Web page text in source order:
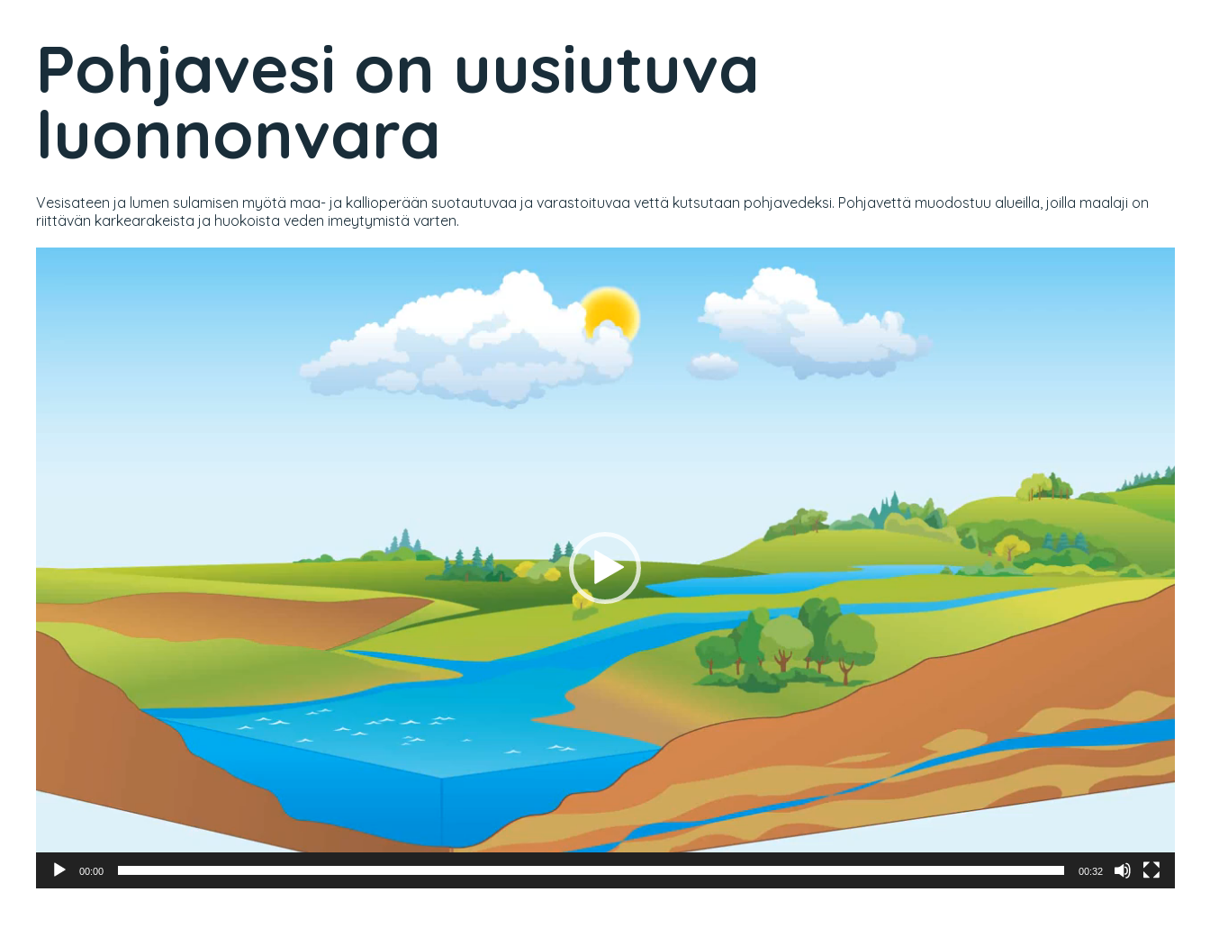
Pohjavesi on uusiutuva
luonnonvara
Vesisateen ja lumen sulamisen myötä maa- ja kallioperään suotautuvaa ja varastoituvaa vettä kutsutaan pohjavedeksi. Pohjavettä muodostuu alueilla, joilla maalaji on
riittävän karkearakeista ja huokoista veden imeytymistä varten.
00:00 00:32